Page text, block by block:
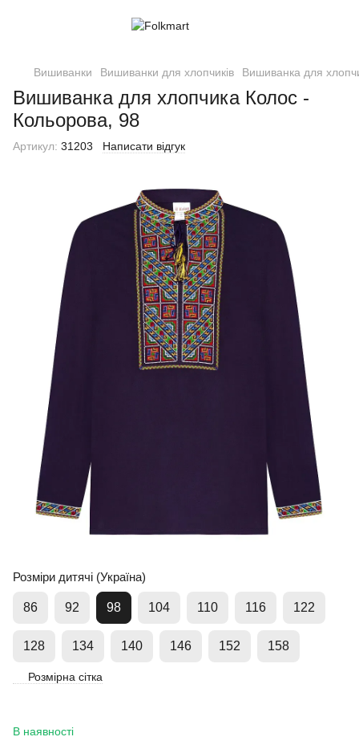
Вишиванки Вишиванки для хлопчиків Вишиванка для
Вишиванка для хлопчика Колос -
Кольорова, 98
Артикул: 31203 Написати відгук
Розміри дитячі (Україна)
86 92 98 104 110 116 122
128 134 140 146 152 158
Розмірна сітка
В наявності